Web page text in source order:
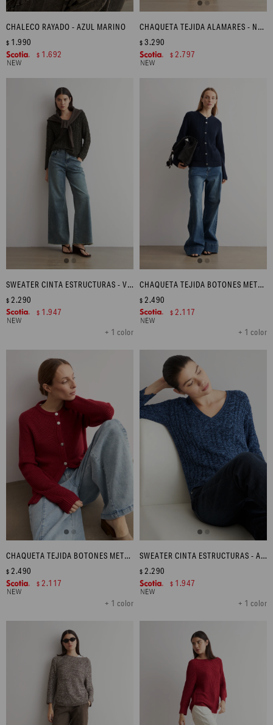
CHALECO RAYADO - AZUL MARINO
$ 1.990
$ 1.692
CHAQUETA TEJIDA ALAMARES - NEGRO
$ 3.290
$ 2.797
SWEATER CINTA ESTRUCTURAS - VERDE OLIVA
+ 1 color
$ 2.290
$ 1.947
CHAQUETA TEJIDA BOTONES METÁLICOS - AZUL MARINO
+ 1 color
$ 2.490
$ 2.117
CHAQUETA TEJIDA BOTONES METÁLICOS - CARMESÍ
+ 1 color
$ 2.490
$ 2.117
SWEATER CINTA ESTRUCTURAS - AZUL MARINO
+ 1 color
$ 2.290
$ 1.947